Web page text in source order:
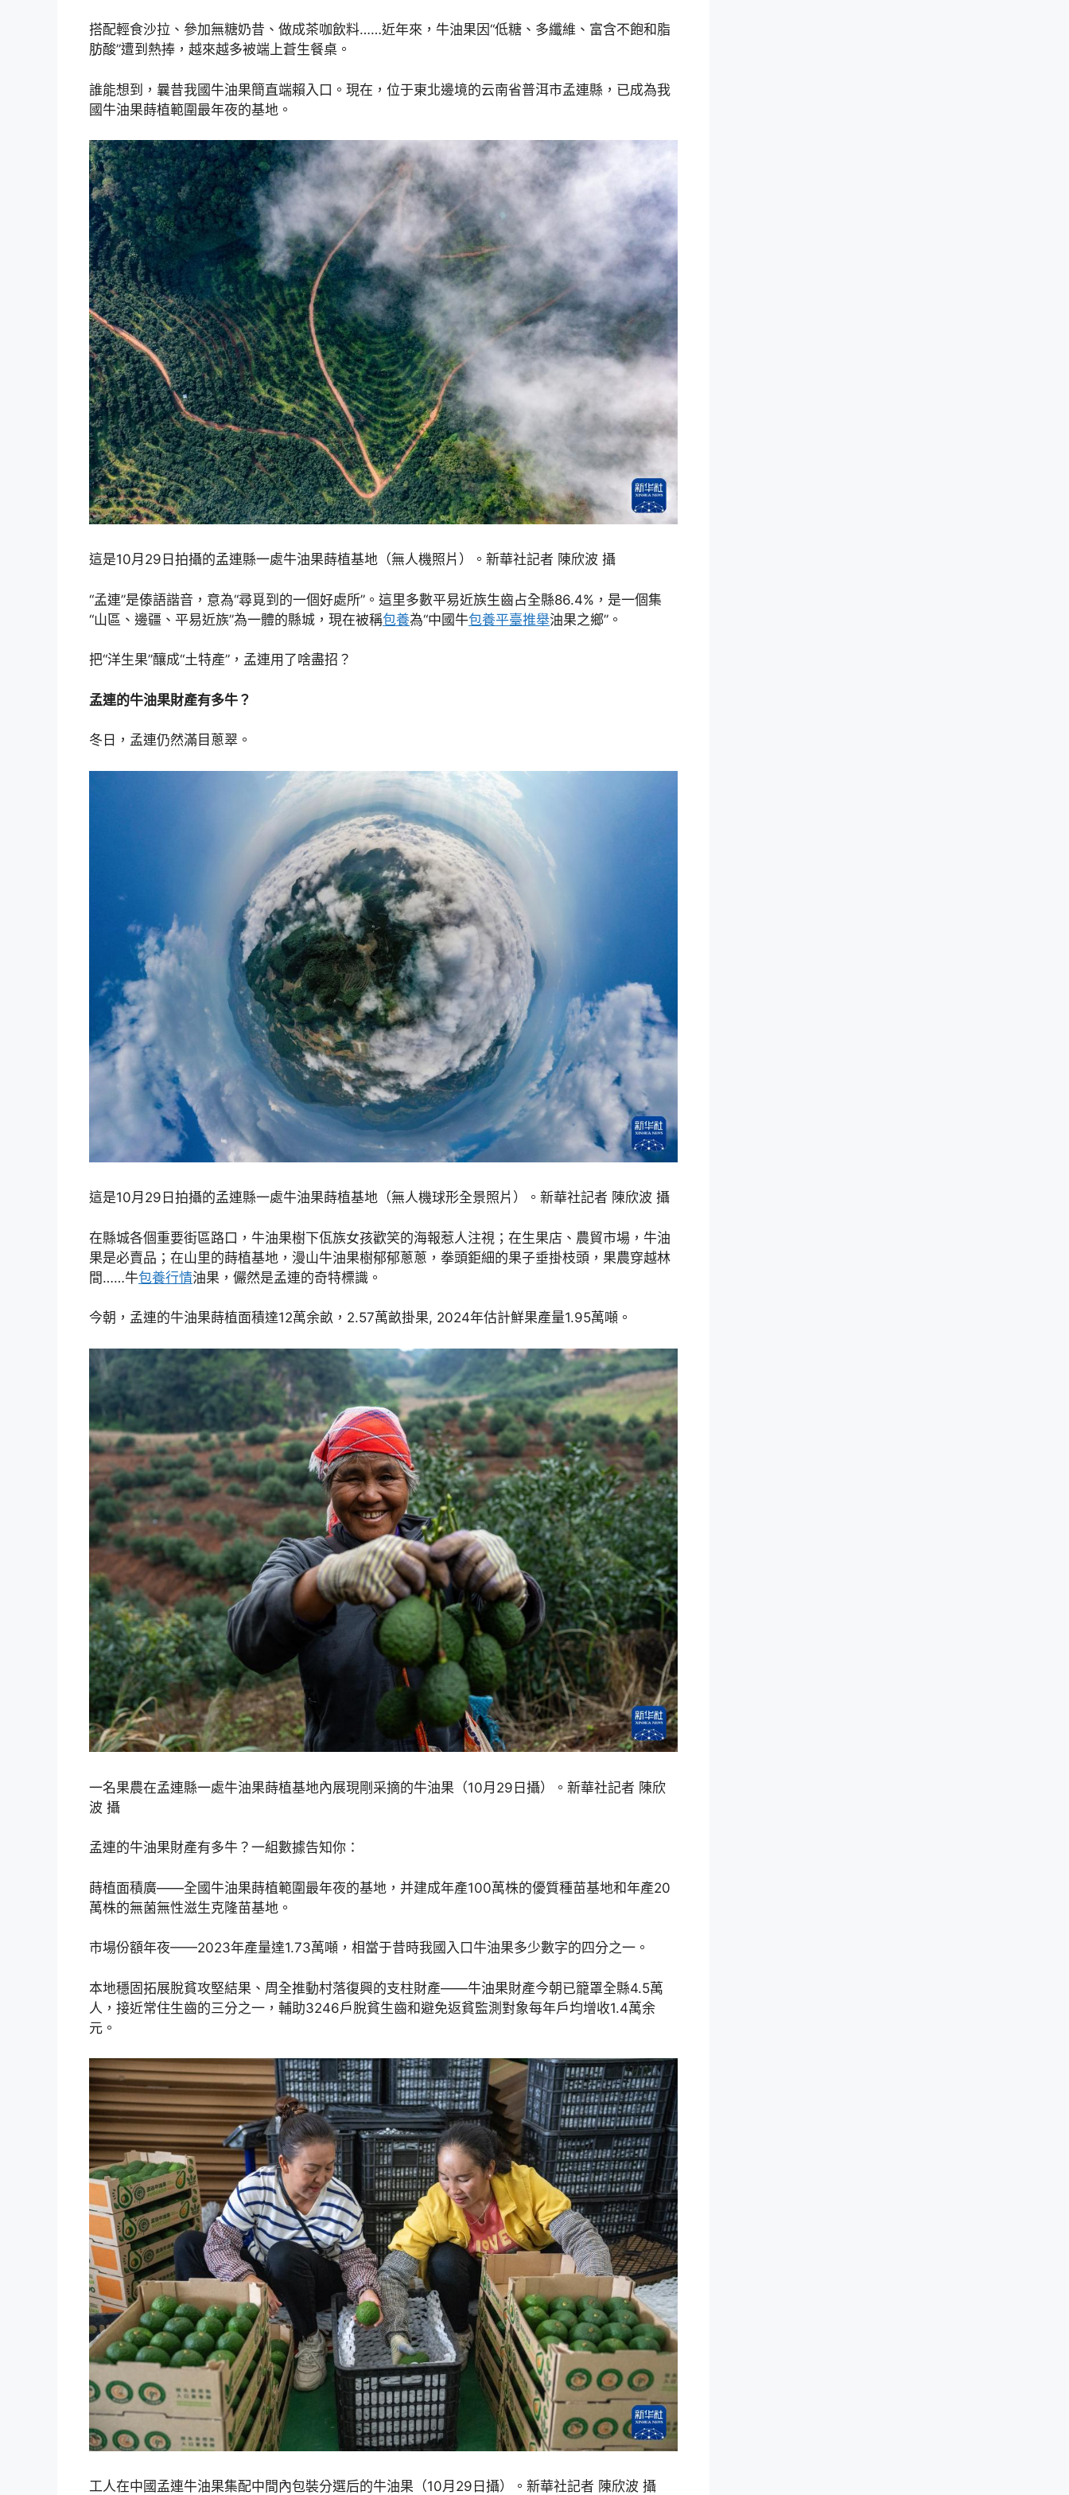
搭配輕食沙拉、參加無糖奶昔、做成茶咖飲料……近年來，牛油果因“低糖、多纖維、富含不飽和脂
肪酸”遭到熱捧，越來越多被端上蒼生餐桌。
誰能想到，曩昔我國牛油果簡直端賴入口。現在，位于東北邊境的云南省普洱市孟連縣，已成為我
國牛油果蒔植範圍最年夜的基地。
這是10月29日拍攝的孟連縣一處牛油果蒔植基地（無人機照片）。新華社記者 陳欣波 攝
“孟連”是傣語諧音，意為“尋覓到的一個好處所”。這里多數平易近族生齒占全縣86.4%，是一個集
“山區、邊疆、平易近族”為一體的縣城，現在被稱包養為“中國牛包養平臺推舉油果之鄉”。
把“洋生果”釀成“土特產”，孟連用了啥盡招？
孟連的牛油果財產有多牛？
冬日，孟連仍然滿目蔥翠。
這是10月29日拍攝的孟連縣一處牛油果蒔植基地（無人機球形全景照片）。新華社記者 陳欣波 攝
在縣城各個重要街區路口，牛油果樹下佤族女孩歡笑的海報惹人注視；在生果店、農貿市場，牛油
果是必賣品；在山里的蒔植基地，漫山牛油果樹郁郁蔥蔥，拳頭鉅細的果子垂掛枝頭，果農穿越林
間……牛包養行情油果，儼然是孟連的奇特標識。
今朝，孟連的牛油果蒔植面積達12萬余畝，2.57萬畝掛果, 2024年估計鮮果產量1.95萬噸。
一名果農在孟連縣一處牛油果蒔植基地內展現剛采摘的牛油果（10月29日攝）。新華社記者 陳欣
波 攝
孟連的牛油果財產有多牛？一組數據告知你：
蒔植面積廣——全國牛油果蒔植範圍最年夜的基地，并建成年產100萬株的優質種苗基地和年產20
萬株的無菌無性滋生克隆苗基地。
市場份額年夜——2023年產量達1.73萬噸，相當于昔時我國入口牛油果多少數字的四分之一。
本地穩固拓展脫貧攻堅結果、周全推動村落復興的支柱財產——牛油果財產今朝已籠罩全縣4.5萬
人，接近常住生齒的三分之一，輔助3246戶脫貧生齒和避免返貧監測對象每年戶均增收1.4萬余
元。
工人在中國孟連牛油果集配中間內包裝分選后的牛油果（10月29日攝）。新華社記者 陳欣波 攝